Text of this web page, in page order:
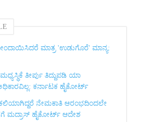
ಮಾತ್ರ 'ಉಡುಗೊರೆ' ಮಾನ್ಯ:
ತೀರ್ಪು ತಿದ್ದುಪಡಿ ಯಾ
ಕರ್ನಾಟಕ ಹೈಕೋರ್ಟ್‌
ನೇಮಕಾತಿ ಆರಂಭದಿಂದಲೇ
ಮದ್ರಾಸ್ ಹೈಕೋರ್ಟ್ ಆದೇಶ